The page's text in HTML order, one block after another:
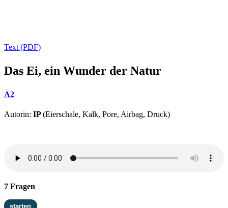
Text (PDF)
Das Ei, ein Wunder der Natur
A2
Autorin: IP(Eierschale, Kalk, Pore, Airbag, Druck)
7 Fragen